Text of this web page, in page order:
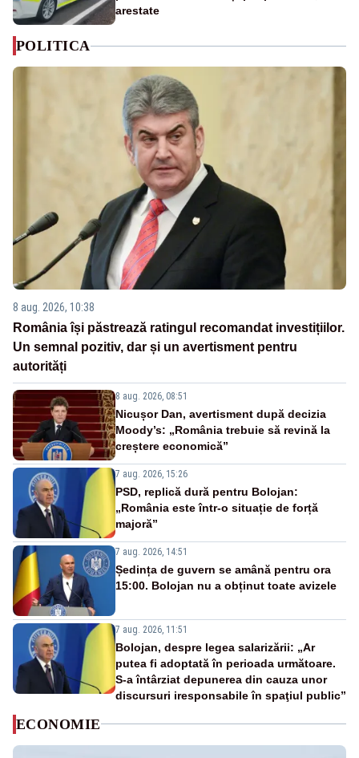
arestate
POLITICA
8 aug. 2026, 10:38
România își păstrează ratingul recomandat investițiilor.
Un semnal pozitiv, dar și un avertisment pentru
autorități
8 aug. 2026, 08:51
Nicușor Dan, avertisment după decizia
Moody’s: „România trebuie să revină la
creștere economică”
7 aug. 2026, 15:26
PSD, replică dură pentru Bolojan:
„România este într-o situație de forță
majoră”
7 aug. 2026, 14:51
Ședința de guvern se amână pentru ora
15:00. Bolojan nu a obținut toate avizele
7 aug. 2026, 11:51
Bolojan, despre legea salarizării: „Ar
putea fi adoptată în perioada următoare.
S-a întârziat depunerea din cauza unor
discursuri iresponsabile în spaţiul public”
ECONOMIE